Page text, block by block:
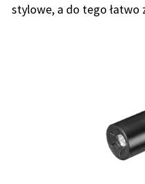
stylowe, a do tego łatwo